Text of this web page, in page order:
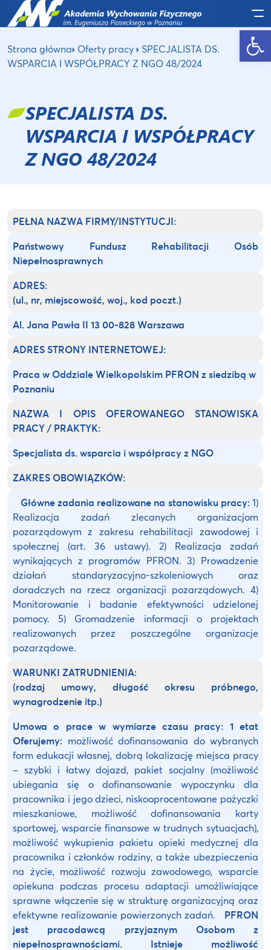
Otwórz pasek narzędzi
Strona główna Oferty pracy
SPECJALISTA DS.
WSPARCIA I WSPÓŁPRACY Z NGO 48/2024
SPECJALISTA DS.
WSPARCIA I WSPÓŁPRACY
Z NGO 48/2024
PEŁNA NAZWA FIRMY/INSTYTUCJI:
Państwowy Fundusz Rehabilitacji Osób
Niepełnosprawnych
ADRES:
(ul., nr, miejscowość, woj., kod poczt.)
Al. Jana Pawła II 13 00-828 Warszawa
ADRES STRONY INTERNETOWEJ:
Praca w Oddziale Wielkopolskim PFRON z siedzibą w
Poznaniu
NAZWA I OPIS OFEROWANEGO STANOWISKA
PRACY / PRAKTYK:
Specjalista ds. wsparcia i współpracy z NGO
ZAKRES OBOWIĄZKÓW:
Główne zadania realizowane na stanowisku pracy:1)
Realizacja zadań zlecanych organizacjom
pozarządowym z zakresu rehabilitacji zawodowej i
społecznej (art. 36 ustawy). 2) Realizacja zadań
wynikających z programów PFRON. 3) Prowadzenie
działań standaryzacyjno-szkoleniowych oraz
doradczych na rzecz organizacji pozarządowych. 4)
Monitorowanie i badanie efektywności udzielonej
pomocy. 5) Gromadzenie informacji o projektach
realizowanych przez poszczególne organizacje
pozarządowe.
WARUNKI ZATRUDNIENIA:
(rodzaj umowy, długość okresu próbnego,
wynagrodzenie itp.)
Umowa o prace w wymiarze czasu pracy: 1 etat
Oferujemy: możliwość dofinansowania do wybranych
form edukacji własnej, dobrą lokalizację miejsca pracy
– szybki i łatwy dojazd, pakiet socjalny (możliwość
ubiegania się o dofinansowanie wypoczynku dla
pracownika i jego dzieci, niskooprocentowane pożyczki
mieszkaniowe, możliwość dofinansowania karty
sportowej, wsparcie finansowe w trudnych sytuacjach),
możliwość wykupienia pakietu opieki medycznej dla
pracownika i członków rodziny, a także ubezpieczenia
na życie, możliwość rozwoju zawodowego, wsparcie
opiekuna podczas procesu adaptacji umożliwiające
sprawne włączenie się w strukturę organizacyjną oraz
efektywne realizowanie powierzonych zadań. PFRON
jest pracodawcą przyjaznym Osobom z
niepełnosprawnościami. Istnieje możliwość